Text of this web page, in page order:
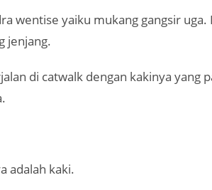
wentise yaiku mukang gangsir uga.
jenjang.
di catwalk dengan kakinya yang
adalah kaki.